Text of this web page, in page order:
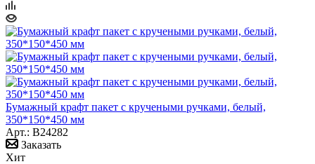
Бумажный крафт пакет с кручеными ручками, белый,
350*150*450 мм
Арт.: B24282
Заказать
Хит